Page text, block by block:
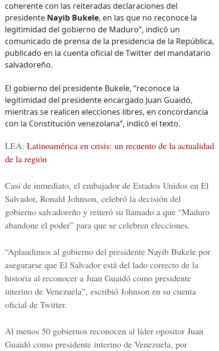
coherente con las reiteradas declaraciones del
presidente Nayib Bukele, en las que no reconoce la
legitimidad del gobierno de Maduro”, indicó un
comunicado de prensa de la presidencia de la República,
publicado en la cuenta oficial de Twitter del mandatario
salvadoreño.
El gobierno del presidente Bukele, “reconoce la
legitimidad del presidente encargado Juan Guaidó,
mientras se realicen elecciones libres, en concordancia
con la Constitución venezolana”, indicó el texto.
LEA: Latinoamérica en crisis: un recuento de la actualidad
de la región
Casi de inmediato, el embajador de Estados Unidos en El
Salvador, Ronald Johnson, celebró la decisión del
gobierno salvadoreño y reiteró su llamado a que “Maduro
abandone el poder” para que se celebren elecciones.
“Aplaudimos al gobierno del presidente Nayib Bukele por
asegurarse que El Salvador está del lado correcto de la
historia al reconocer a Juan Guaidó como presidente
interino de Venezuela”, escribió Johnson en su cuenta
oficial de Twitter.
Al menos 50 gobiernos reconocen al líder opositor Juan
Guaidó como presidente interino de Venezuela, por